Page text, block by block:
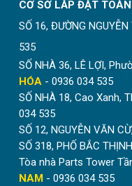
CƠ SỞ LẮP ĐẶT TOÀN
SỐ 16, ĐƯỜNG NGUYỄN
535
SỐ NHÀ 36, LÊ LỢI,
HÓA - 0936 034 535
SỐ NHÀ 18, Cao Xanh,
034 535
SỐ 12, NGUYỄN VĂN
SỐ 318, PHỐ BẮC
Tòa nhà Parts Tower
NAM - 0936 034 535